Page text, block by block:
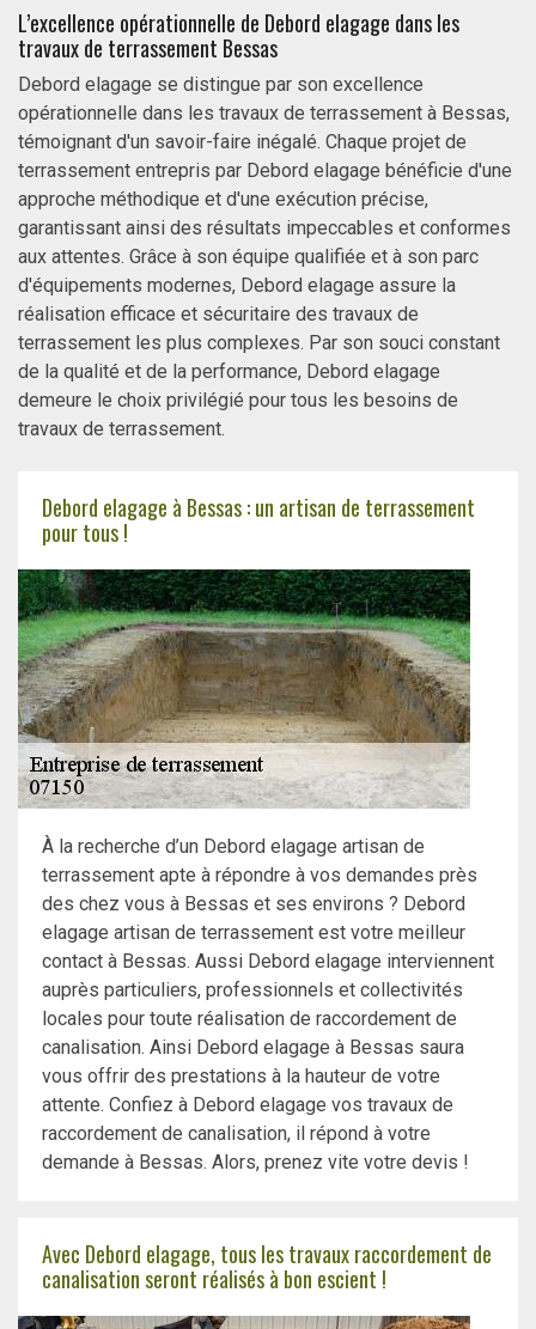
L’excellence opérationnelle de Debord elagage dans les
travaux de terrassement Bessas
Debord elagage se distingue par son excellence
opérationnelle dans les travaux de terrassement à Bessas,
témoignant d'un savoir-faire inégalé. Chaque projet de
terrassement entrepris par Debord elagage bénéficie d'une
approche méthodique et d'une exécution précise,
garantissant ainsi des résultats impeccables et conformes
aux attentes. Grâce à son équipe qualifiée et à son parc
d'équipements modernes, Debord elagage assure la
réalisation efficace et sécuritaire des travaux de
terrassement les plus complexes. Par son souci constant
de la qualité et de la performance, Debord elagage
demeure le choix privilégié pour tous les besoins de
travaux de terrassement.
Debord elagage à Bessas : un artisan de terrassement
pour tous !
À la recherche d’un Debord elagage artisan de
terrassement apte à répondre à vos demandes près
des chez vous à Bessas et ses environs ? Debord
elagage artisan de terrassement est votre meilleur
contact à Bessas. Aussi Debord elagage interviennent
auprès particuliers, professionnels et collectivités
locales pour toute réalisation de raccordement de
canalisation. Ainsi Debord elagage à Bessas saura
vous offrir des prestations à la hauteur de votre
attente. Confiez à Debord elagage vos travaux de
raccordement de canalisation, il répond à votre
demande à Bessas. Alors, prenez vite votre devis !
Avec Debord elagage, tous les travaux raccordement de
canalisation seront réalisés à bon escient !